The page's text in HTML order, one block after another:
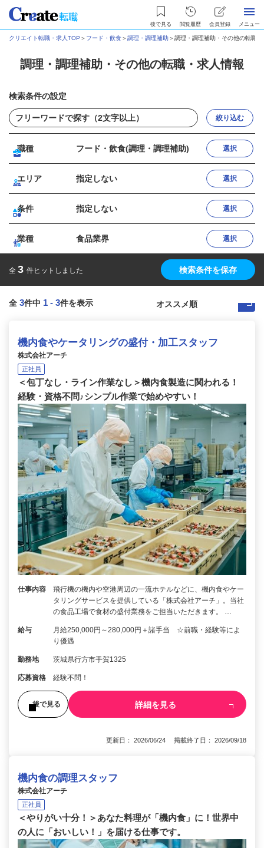
後で見る 閲覧履歴 会員登録 メニュー
クリエイト転職・求人TOP ＞ フード・飲食＞調理・調理補助＞調理・調理補助・その他の転職
調理・調理補助・その他の転職・求人情報
検索条件の設定
絞り込む
職種 フード・飲食(調理・調理補助) 選択
エリア 指定しない 選択
条件 指定しない 選択
業種 食品業界 選択
全 3 件ヒットしました 検索条件を保存
全 3件中 1 - 3件を表示
機内食やケータリングの盛付・加工スタッフ
株式会社アーチ
正社員
＜包丁なし・ライン作業なし＞機内食製造に関われる！
経験・資格不問♪シンプル作業で始めやすい！
仕事内容
飛行機の機内や空港周辺の一流ホテルなどに、機内食やケー
タリングサービスを提供している「株式会社アーチ」。当社
の食品工場で食材の盛付業務をご担当いただきます。 …
給与
月給250,000円～280,000円＋諸手当 ☆前職・経験等によ
り優遇
勤務地 茨城県行方市手賀1325
応募資格 経験不問！
後で見る 詳細を見る
更新日： 2026/06/24 掲載終了日： 2026/09/18
機内食の調理スタッフ
株式会社アーチ
正社員
＜やりがい十分！＞あなた料理が「機内食」に！世界中
の人に「おいしい！」を届ける仕事です。